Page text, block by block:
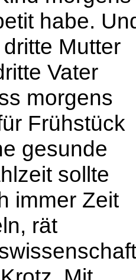
habe.
Mutter
Vater
morgens
Frühstück
gesunde
sollte
immer Zeit
rät